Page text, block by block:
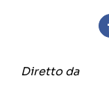
Diretto da